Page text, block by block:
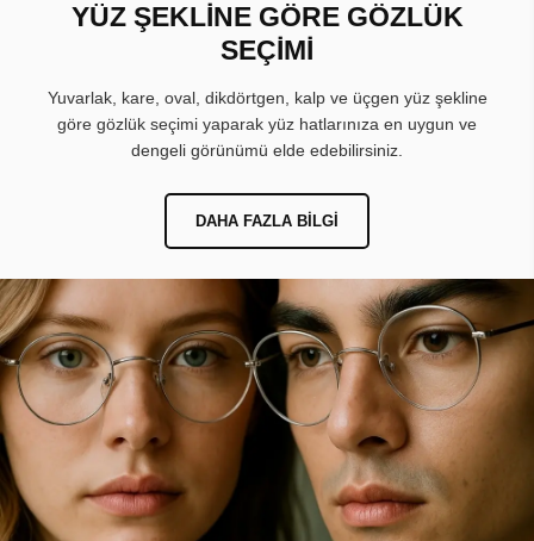
YÜZ ŞEKLİNE GÖRE GÖZLÜK
SEÇİMİ
Yuvarlak, kare, oval, dikdörtgen, kalp ve üçgen yüz şekline
göre gözlük seçimi yaparak yüz hatlarınıza en uygun ve
dengeli görünümü elde edebilirsiniz.
DAHA FAZLA BILGI